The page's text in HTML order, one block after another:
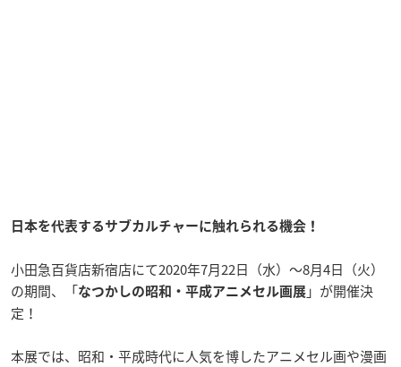
日本を代表するサブカルチャーに触れられる機会！
小田急百貨店新宿店にて2020年7月22日（水）～8月4日（火）
の期間、「なつかしの昭和・平成アニメセル画展 」が開催決
定！
本展では、昭和・平成時代に人気を博したアニメセル画や漫画